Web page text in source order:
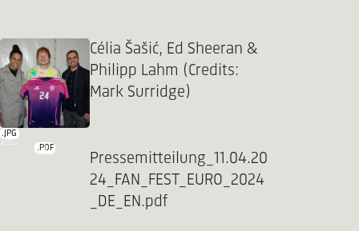
.JPG
Célia Šašić, Ed Sheeran &
Philipp Lahm (Credits:
Mark Surridge)
.PDF
Pressemitteilung_11.04.20
24_FAN_FEST_EURO_2024
_DE_EN.pdf